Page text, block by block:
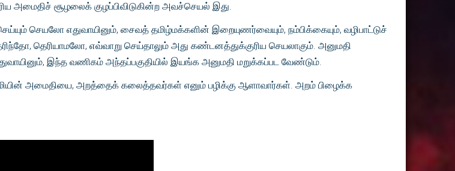
அமைதிச் சூழலைக் குழப்பிவிடுகின்ற அவச்செயல் இது.
செயலோ எதுவாயினும், சைவத் தமிழ்மக்களின் இறையுணர்வையும், நம்பிக்கையும், வழிபாட்டுச்
தெரியாமலோ, எவ்வாறு செய்தாலும் அது கண்டனத்துக்குரிய செயலாகும். அனுமதி
இந்த வணிகம் அந்தப்பகுதியில் இயங்க அனுமதி மறுக்கப்பட வேண்டும்.
அமைதியை, அறத்தைக் கலைத்தவர்கள் எனும் பழிக்கு ஆளாவார்கள். அறம் பிழைக்க